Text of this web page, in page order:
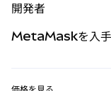
パーペチュアル
RWA
開発者
MetaMaskを入手